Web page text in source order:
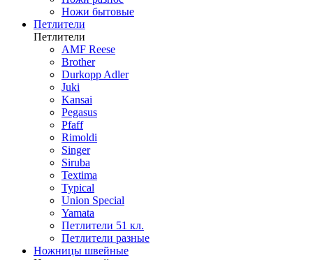
Ножи бытовые
Петлители
Петлители
AMF Reese
Brother
Durkopp Adler
Juki
Kansai
Pegasus
Pfaff
Rimoldi
Singer
Siruba
Textima
Typical
Union Special
Yamata
Петлители 51 кл.
Петлители разные
Ножницы швейные